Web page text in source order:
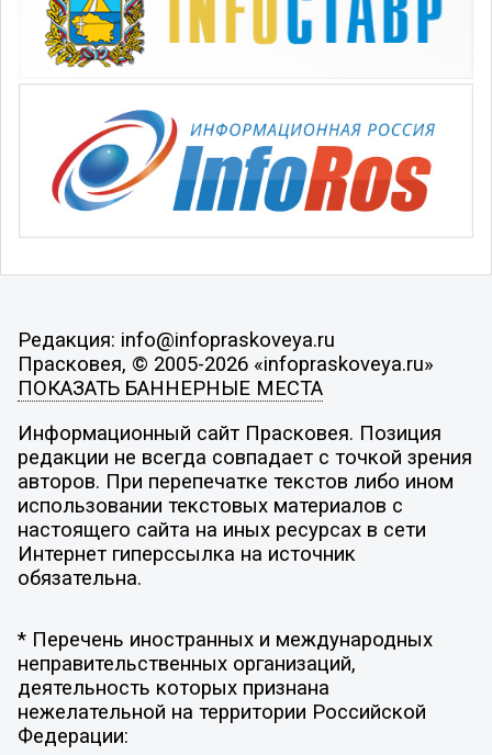
Редакция: info@infopraskoveya.ru
Прасковея, © 2005-2026 «infopraskoveya.ru»
ПОКАЗАТЬ БАННЕРНЫЕ МЕСТА
Информационный сайт Прасковея. Позиция
редакции не всегда совпадает с точкой зрения
авторов. При перепечатке текстов либо ином
использовании текстовых материалов с
настоящего сайта на иных ресурсах в сети
Интернет гиперссылка на источник
обязательна.
* Перечень иностранных и международных
неправительственных организаций,
деятельность которых признана
нежелательной на территории Российской
Федерации: